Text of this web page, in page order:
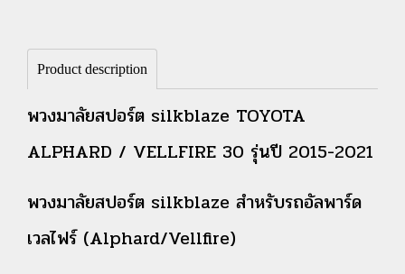
Product description
พวงมาลัยสปอร์ต silkblaze TOYOTA
ALPHARD / VELLFIRE 30 รุ่นปี 2015-2021
พวงมาลัยสปอร์ต silkblaze สำหรับรถอัลพาร์ด
เวลไฟร์ (Alphard/Vellfire)